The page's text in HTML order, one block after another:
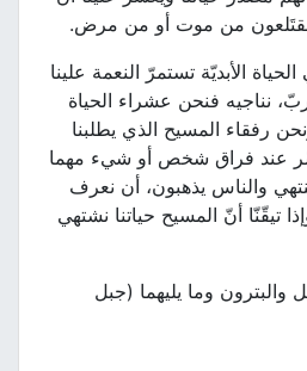
من موت أو من مرض.
الأبديّة تستمرّ النعمة علينا
نناجيه فنحن عشراء الحياة
رفقاء المسيح الذي يطلبنا
عند فراق شخص أو شيء مهما
والناس يذهبون، أن نعرف
تيقّنّا أنّ المسيح حياتنا نشتهي
وما يليهما (جبل